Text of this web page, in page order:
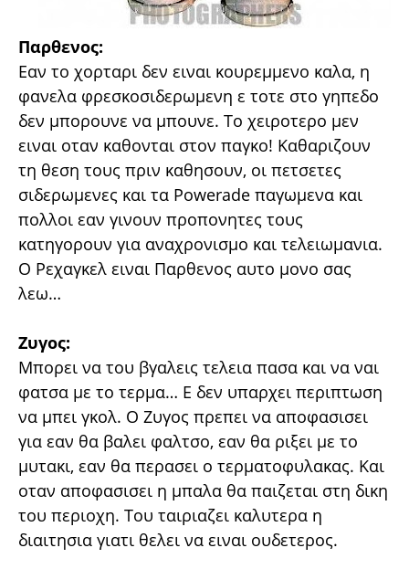
Παρθενος:
Εαν το χορταρι δεν ειναι κουρεμμενο καλα, η
φανελα φρεσκοσιδερωμενη ε τοτε στο γηπεδο
δεν μπορουνε να μπουνε. Το χειροτερο μεν
ειναι οταν καθονται στον παγκο! Καθαριζουν
τη θεση τους πριν καθησουν, οι πετσετες
σιδερωμενες και τα Powerade παγωμενα και
πολλοι εαν γινουν προπονητες τους
κατηγορουν για αναχρονισμο και τελειωμανια.
Ο Ρεχαγκελ ειναι Παρθενος αυτο μονο σας
λεω…
Ζυγος:
Μπορει να του βγαλεις τελεια πασα και να ναι
φατσα με το τερμα… Ε δεν υπαρχει περιπτωση
να μπει γκολ. Ο Ζυγος πρεπει να αποφασισει
για εαν θα βαλει φαλτσο, εαν θα ριξει με το
μυτακι, εαν θα περασει ο τερματοφυλακας. Και
οταν αποφασισει η μπαλα θα παιζεται στη δικη
του περιοχη. Του ταιριαζει καλυτερα η
διαιτησια γιατι θελει να ειναι ουδετερος.